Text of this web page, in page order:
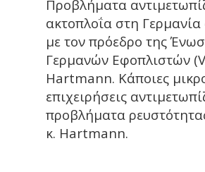
Προβλήματα
ακτοπλοΐα στη
με τον πρόεδρο της
Γερμανών Εφοπλιστών
Hartmann. Κάποιες
επιχειρήσεις
προβλήματα
κ. Hartmann.